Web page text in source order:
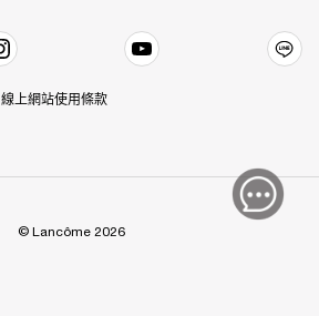
線上網站使用條款
© Lancôme 2026